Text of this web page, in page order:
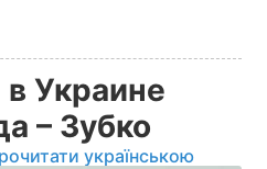
Украине
– Зубко
українською